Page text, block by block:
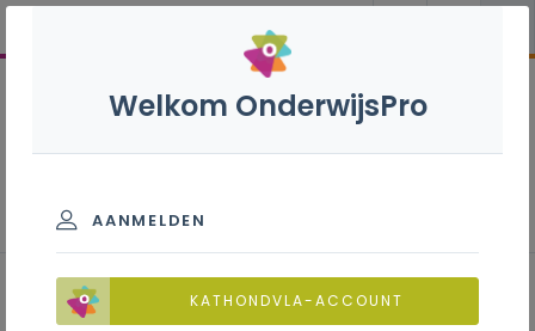
Welkom OnderwijsPro
AANMELDEN
KATHONDVLA-ACCOUNT